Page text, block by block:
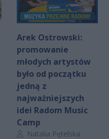
Arek Ostrowski:
promowanie
młodych artystów
było od początku
jedną z
najważniejszych
idei Radom Music
Camp
Autor artykułu:
Natalia Pętelska